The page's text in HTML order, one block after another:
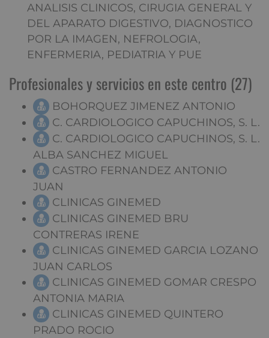
ANALISIS CLINICOS, CIRUGIA GENERAL Y
DEL APARATO DIGESTIVO, DIAGNOSTICO
POR LA IMAGEN, NEFROLOGIA,
ENFERMERIA, PEDIATRIA Y PUE
Profesionales y servicios en este centro (27)
BOHORQUEZ JIMENEZ ANTONIO
C. CARDIOLOGICO CAPUCHINOS, S. L.
C. CARDIOLOGICO CAPUCHINOS, S. L.
ALBA SANCHEZ MIGUEL
CASTRO FERNANDEZ ANTONIO
JUAN
CLINICAS GINEMED
CLINICAS GINEMED BRU
CONTRERAS IRENE
CLINICAS GINEMED GARCIA LOZANO
JUAN CARLOS
CLINICAS GINEMED GOMAR CRESPO
ANTONIA MARIA
CLINICAS GINEMED QUINTERO
PRADO ROCIO